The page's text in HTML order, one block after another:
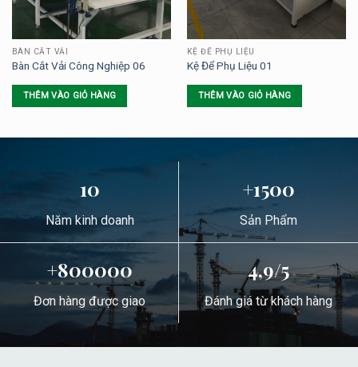
BÀN CẮT VẢI
Bàn Cắt Vải Công Nghiệp 06
THÊM VÀO GIỎ HÀNG
KỆ ĐỂ PHỤ LIỆU
Kệ Để Phụ Liệu 01
THÊM VÀO GIỎ HÀNG
10
Năm kinh doanh
+1500
Sản Phẩm
+800000
Đơn hàng được giao
4,9/5
Đánh giá từ khách hàng